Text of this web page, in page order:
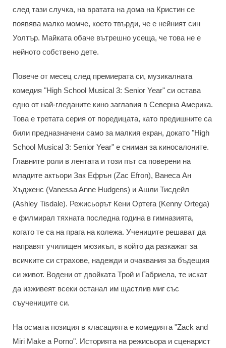
след тази случка, на вратата на дома на Кристин се
появява малко момче, което твърди, че е нейният син
Уолтър. Майката обаче вътрешно усеща, че това не е
нейното собствено дете.
Повече от месец след премиерата си, музикалната
комедия "High School Musical 3: Senior Year" си остава
едно от най-гледаните кино заглавия в Северна Америка.
Това е третата серия от поредицата, като предишните са
били предназначени само за малкия екран, докато "High
School Musical 3: Senior Year" е сниман за киносалоните.
Главните роли в лентата и този път са поверени на
младите актьори Зак Ефрън (Zac Efron), Ванеса Ан
Хъдженс (Vanessa Anne Hudgens) и Ашли Тисдейл
(Ashley Tisdale). Режисьорът Кени Ортега (Kenny Ortega)
е филмирал тяхната последна година в гимназията,
когато те са на прага на колежа. Учениците решават да
направят училищен мюзикъл, в който да разкажат за
всичките си страхове, надежди и очаквания за бъдещия
си живот. Водени от двойката Трой и Габриела, те искат
да изживеят всеки останал им щастлив миг със
съучениците си.
На осмата позиция в класацията е комедията "Zack and
Miri Make a Porno". Историята на режисьора и сценарист